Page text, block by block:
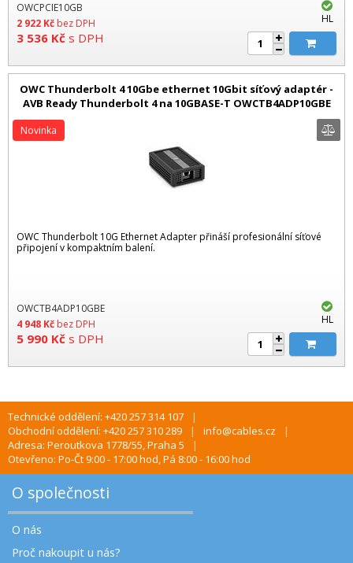
HL
OWCPCIE10GB
2 922 Kč bez DPH
3 536 Kč s DPH
OWC Thunderbolt 4 10Gbe ethernet 10Gbit síťový adaptér -
AVB Ready Thunderbolt 4 na 10GBASE-T OWCTB4ADP10GBE
OWC Thunderbolt 10G Ethernet Adapter přináší profesionální síťové
připojení v kompaktním balení.
Novinka
HL
OWCTB4ADP10GBE
4 948 Kč bez DPH
5 990 Kč s DPH
Technické oddělení: +420 257 314 107
Obchodní oddělení: +420 257 310 289
info@cables.cz
Adresa: Peroutkova 1778/55, Praha 5
Otevřeno: Po-Čt 9:00 - 17:00 hod, Pá 8:00 - 16:00 hod
O společnosti
O nás
Proč nakoupit u nás?